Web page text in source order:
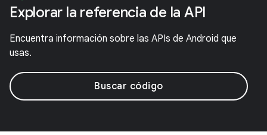
Explorar la referencia de la API
Encuentra información sobre las APIs de Android que
usas.
Buscar código